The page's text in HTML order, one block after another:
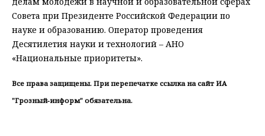
Совета при Президенте Российской Федерации по
науке и образованию. Оператор проведения
Десятилетия науки и технологий – АНО
«Национальные приоритеты».
Все права защищены. При перепечатке ссылка на сайт ИА
"Грозный-информ" обязательна.